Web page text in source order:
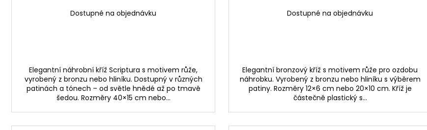
Dostupné na objednávku
Elegantní náhrobní kříž Scriptura s motivem růže,
vyrobený z bronzu nebo hliníku. Dostupný v různých
patinách a tónech – od světle hnědé až po tmavě
šedou. Rozměry 40×15 cm nebo...
Dostupné na objednávku
Elegantní bronzový kříž s motivem růže pro ozdobu
náhrobku. Vyrobený z bronzu nebo hliníku s výběrem
patiny. Rozměry 12×6 cm nebo 20×10 cm. Kříž je
částečně plastický s...